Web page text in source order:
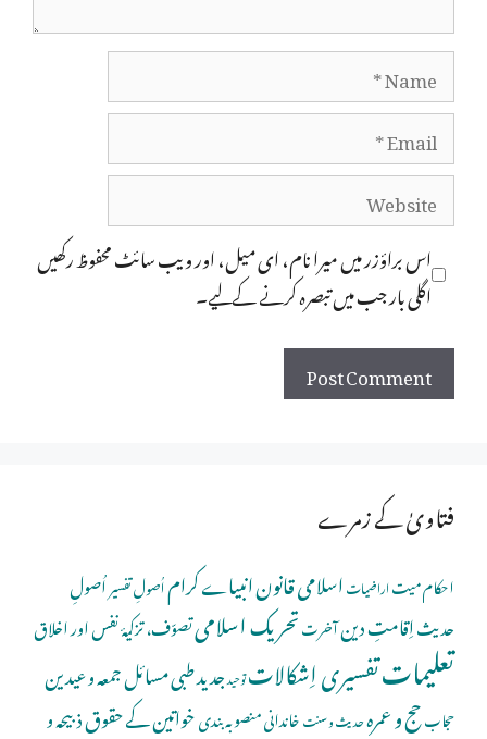
Name
Email
Website
اس براؤزر میں میرا نام، ای میل، اور ویب سائٹ محفوظ رکھیں
اگلی بار جب میں تبصرہ کرنے کےلیے۔
فتاویٰ کے زمرے
احکام میتاراضیاتاسلامی قانونانبیاے کراماُصولِ تفسیراُصولِ
حدیثاِقامتِ دینآخرتتحریک اسلامیتصوّف، تزکیۂ نفس اور اخلاق
تعلیماتتفسیری اِشکالاتتوحیدجدید طبی مسائلجمعہ و عیدین
حجابحج و عمرہحدیث و سنتخاندانی منصوبہ بندیخواتین کے حقوقذبیحہ و